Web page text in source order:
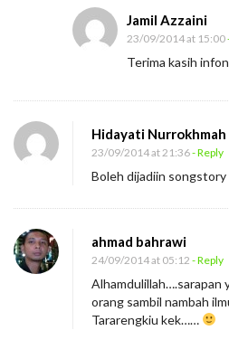
Jamil Azzaini
23/09/2014 at 15:00
Terima kasih
Hidayati Nurrokhmah
23/09/2014 at 21:36- Reply
Boleh dijadiin songstory
ahmad bahrawi
24/09/2014 at 05:12 - Reply
Alhamdulillah….sarapan
orang sambil nambah
Tararengkiu kek……